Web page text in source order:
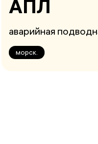
АПЛ
аварийная
морск.